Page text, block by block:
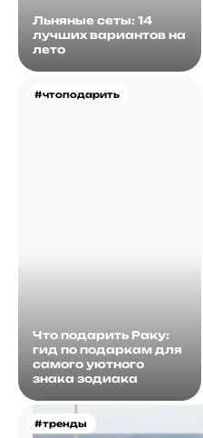
Льняные сеты: 14
лучших вариантов на
лето
#чтоподарить
Что подарить Раку:
гид по подаркам для
самого уютного
знака зодиака
#тренды